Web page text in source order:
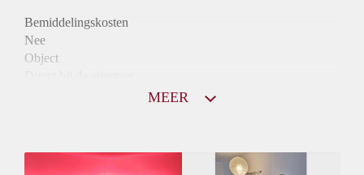
Bemiddelingskosten
Nee
Object
MEER